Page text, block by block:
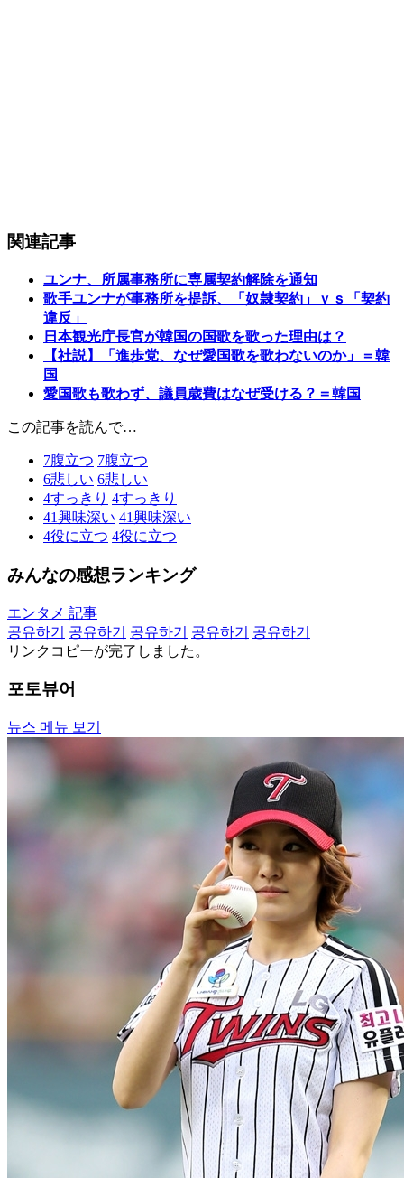
関連記事
ユンナ、所属事務所に専属契約解除を通知
歌手ユンナが事務所を提訴、「奴隷契約」ｖｓ「契約
違反」
日本観光庁長官が韓国の国歌を歌った理由は？
【社説】「進歩党、なぜ愛国歌を歌わないのか」＝韓
国
愛国歌も歌わず、議員歳費はなぜ受ける？＝韓国
この記事を読んで…
7腹立つ 7腹立つ
6悲しい 6悲しい
4すっきり 4すっきり
41興味深い 41興味深い
4役に立つ 4役に立つ
みんなの感想ランキング
エンタメ 記事
공유하기
공유하기 공유하기 공유하기
공유하기
リンクコピーが完了しました。
포토뷰어
뉴스 메뉴 보기